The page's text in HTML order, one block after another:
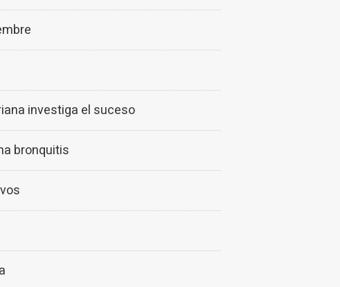
investiga el suceso
bronquitis